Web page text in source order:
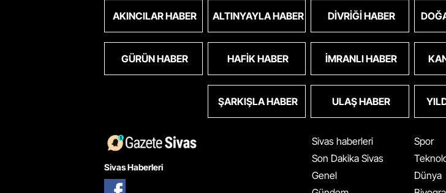
AKINCILAR HABER ALTINYAYLA HABER DIVRIĞI HABER
GÜRÜN HABER HAFIK HABER İMRANLI HABER
ŞARKIŞLA HABER ULAŞ HABER
Sivas Haberleri
Sivas haberleri
Son Dakika Sivas
Genel
Spor
Dünya